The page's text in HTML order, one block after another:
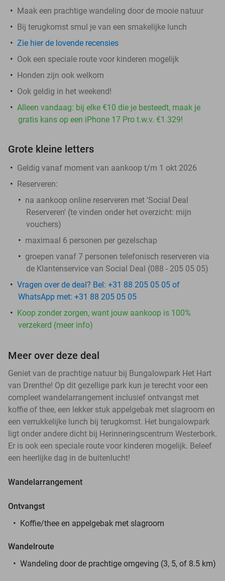
Maak een prachtige wandeling door de mooie natuur
Bij terugkomst smul je van een smakelijke lunch
Zie hier de lovende recensies
Ook een speciale route voor kinderen mogelijk
Honden zijn ook welkom
Ook geldig in het weekend!
Alleen vandaag: bij elke €10 die je besteedt, maak je
gratis kans op een iPhone 17 Pro t.w.v. €1.329!
Grote kleine letters
Geldig vanaf moment van aankoop t/m 1 okt 2026
Reserveren:
na aankoop online reserveren met 'Social Deal
Reserveren' (te vinden onder het overzicht: mijn
vouchers)
maximaal 6 personen per gezelschap
groepen vanaf 7 personen telefonisch reserveren via
de Klantenservice van Social Deal (088 - 205 05 05)
Vragen over de deal? Bel: +31 88 205 05 05 of
WhatsApp met: +31 88 205 05 05
Koop zonder zorgen, want jouw aankoop is 100%
verzekerd (meer info)
Meer over deze deal
Geniet van de prachtige natuur bij Bungalowpark Het Hart
van Drenthe! Op dit gezellige park kun je terecht voor een
compleet wandelarrangement inclusief ontvangst met
koffie of thee, een lekker stuk appelgebak met slagroom en
een verrukkelijke lunch bij terugkomst. Het bungalowpark
ligt onder andere dicht bij Herinneringscentrum Westerbork.
Er is ook een speciale route voor kinderen mogelijk. Beleef
een heerlijke dag in de buitenlucht!
Wandelarrangement
Ontvangst
Koffie/thee en appelgebak met slagroom
Wandelroute
Wandeling door de prachtige omgeving (3, 5, of 8.5 km)